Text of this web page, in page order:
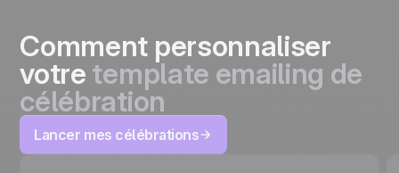
Comment personnaliser
votre template emailing de
célébration
Lancer mes célébrations